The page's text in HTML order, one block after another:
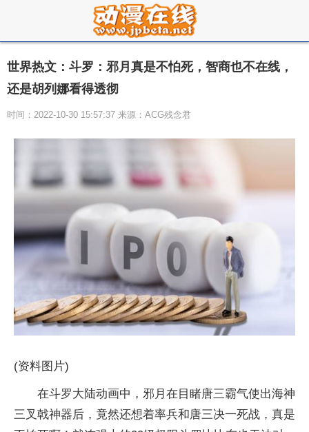
世界热文：斗罗：邪月真是不怕死，智商也不在线，
还是胡列娜看得透彻
时间：2022-10-30 15:57:37 来源：ACG残念君
(资料图片)
在斗罗大陆动画中，邪月在目睹唐三霸气使出海神
三叉戟神器后，竟然还想着率兵和唐三决一死战，真是